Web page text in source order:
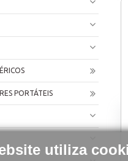
utiliza
PORTÁTEIS